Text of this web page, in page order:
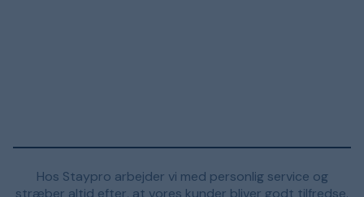
Hos Staypro arbejder vi med personlig service og
stræber altid efter, at vores kunder bliver godt tilfredse.